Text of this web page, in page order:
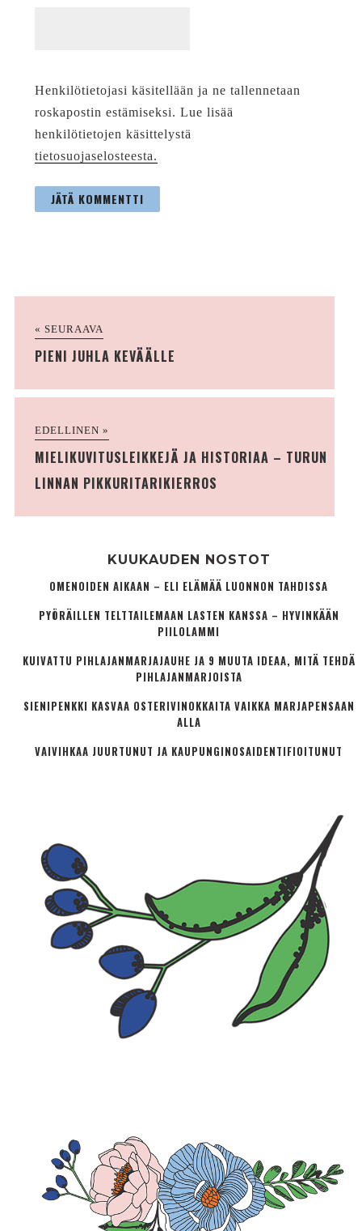
Henkilötietojasi käsitellään ja ne tallennetaan
roskapostin estämiseksi. Lue lisää
henkilötietojen käsittelystä
tietosuojaselosteesta.
« SEURAAVA
PIENI JUHLA KEVÄÄLLE
EDELLINEN »
MIELIKUVITUSLEIKKEJÄ JA HISTORIAA – TURUN
LINNAN PIKKURITARIKIERROS
KUUKAUDEN NOSTOT
OMENOIDEN AIKAAN – ELI ELÄMÄÄ LUONNON TAHDISSA
PYÖRÄILLEN TELTTAILEMAAN LASTEN KANSSA – HYVINKÄÄN
PIILOLAMMI
KUIVATTU PIHLAJANMARJAJAUHE JA 9 MUUTA IDEAA, MITÄ TEHDÄ
PIHLAJANMARJOISTA
SIENIPENKKI KASVAA OSTERIVINOKKAITA VAIKKA MARJAPENSAAN
ALLA
VAIVIHKAA JUURTUNUT JA KAUPUNGINOSA­IDENTIFIOITUNUT